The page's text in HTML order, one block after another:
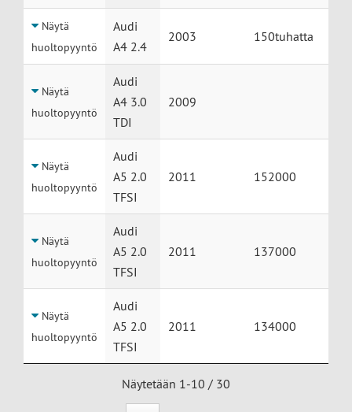
Näytä
huoltopyyntö
Audi
A4 2.4
2003 150tuhatta
Näytä
huoltopyyntö
Audi
A4 3.0
TDI
2009
Näytä
huoltopyyntö
Audi
A5 2.0
TFSI
2011 152000
Näytä
huoltopyyntö
Audi
A5 2.0
TFSI
2011 137000
Näytä
huoltopyyntö
Audi
A5 2.0
TFSI
2011 134000
Näytetään 1-10 / 30